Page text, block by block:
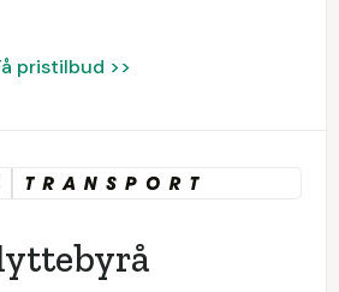
pristilbud >>